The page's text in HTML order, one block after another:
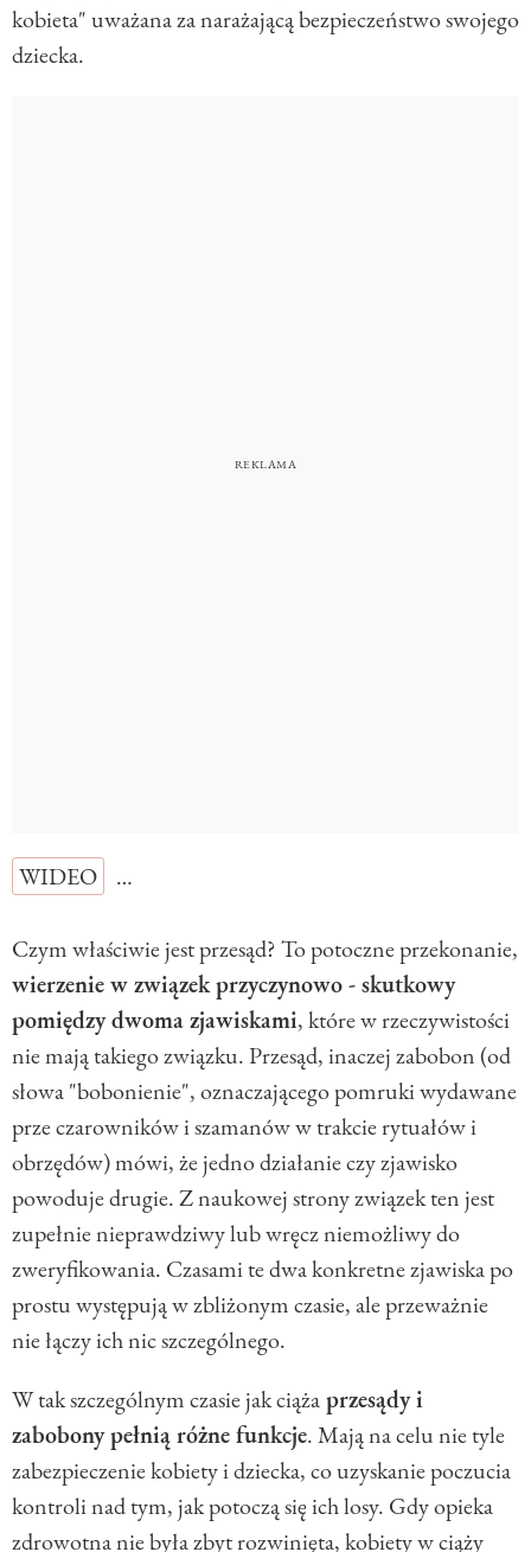
kobieta" uważana za narażającą bezpieczeństwo swojego
dziecka.
WIDEO …
Czym właściwie jest przesąd? To potoczne przekonanie,
wierzenie w związek przyczynowo - skutkowy
pomiędzy dwoma zjawiskami, które w rzeczywistości
nie mają takiego związku. Przesąd, inaczej zabobon (od
słowa "bobonienie", oznaczającego pomruki wydawane
prze czarowników i szamanów w trakcie rytuałów i
obrzędów) mówi, że jedno działanie czy zjawisko
powoduje drugie. Z naukowej strony związek ten jest
zupełnie nieprawdziwy lub wręcz niemożliwy do
zweryfikowania. Czasami te dwa konkretne zjawiska po
prostu występują w zbliżonym czasie, ale przeważnie
nie łączy ich nic szczególnego.
W tak szczególnym czasie jak ciążaprzesądy i
zabobony pełnią różne funkcje. Mają na celu nie tyle
zabezpieczenie kobiety i dziecka, co uzyskanie poczucia
kontroli nad tym, jak potoczą się ich losy. Gdy opieka
zdrowotna nie była zbyt rozwinięta, kobiety w ciąży